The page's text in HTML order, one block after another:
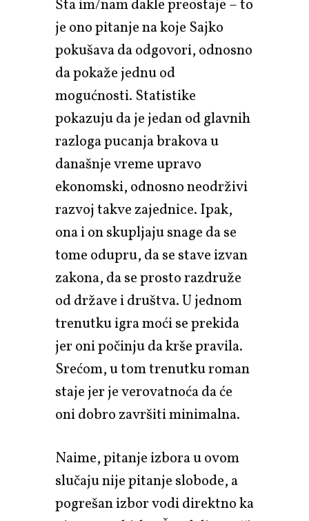
Šta im/nam dakle preostaje – to
je ono pitanje na koje Sajko
pokušava da odgovori, odnosno
da pokaže jednu od
mogućnosti. Statistike
pokazuju da je jedan od glavnih
razloga pucanja brakova u
današnje vreme upravo
ekonomski, odnosno neodrživi
razvoj takve zajednice. Ipak,
ona i on skupljaju snage da se
tome odupru, da se stave izvan
zakona, da se prosto razdruže
od države i društva. U jednom
trenutku igra moći se prekida
jer oni počinju da krše pravila.
Srećom, u tom trenutku roman
staje jer je verovatnoća da će
oni dobro završiti minimalna.
Naime, pitanje izbora u ovom
slučaju nije pitanje slobode, a
pogrešan izbor vodi direktno ka